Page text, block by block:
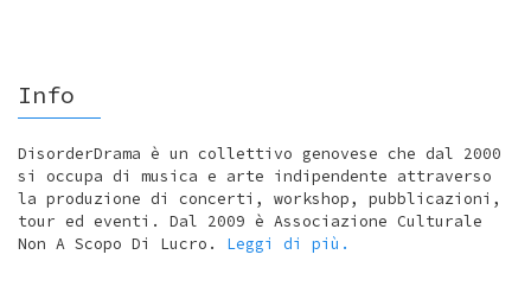
Info
DisorderDrama è un collettivo genovese che dal 2000
si occupa di musica e arte indipendente attraverso
la produzione di concerti, workshop, pubblicazioni,
tour ed eventi. Dal 2009 è Associazione Culturale
Non A Scopo Di Lucro. Leggi di più.